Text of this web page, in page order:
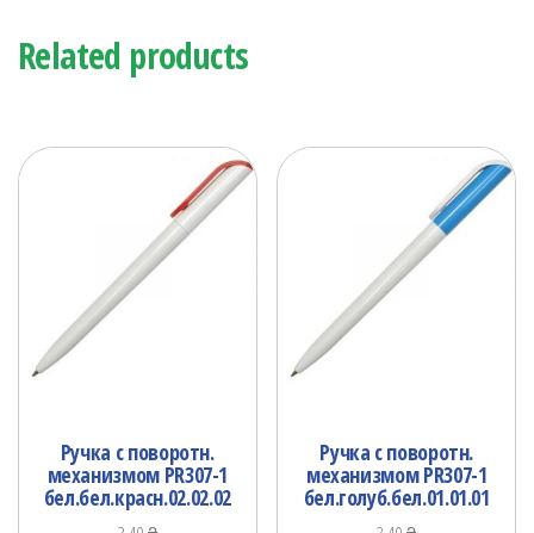
Related products
Ручка с поворотн.
механизмом PR307-1
бел.бел.красн.02.02.02
Ручка с поворотн.
механизмом PR307-1
бел.голуб.бел.01.01.01